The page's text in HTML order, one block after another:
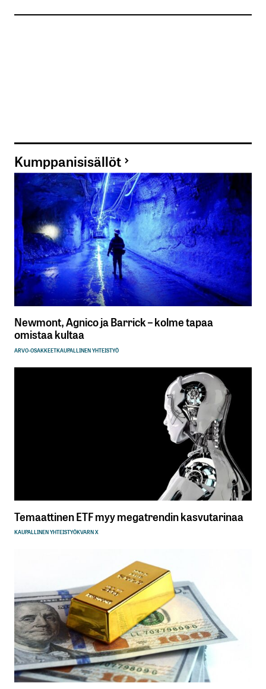
Kumppanisisällöt
Newmont, Agnico ja Barrick – kolme tapaa
omistaa kultaa
ARVO-OSAKKEETKAUPALLINEN YHTEISTYÖ
Temaattinen ETF myy megatrendin kasvutarinaa
KAUPALLINEN YHTEISTYÖKVARN X